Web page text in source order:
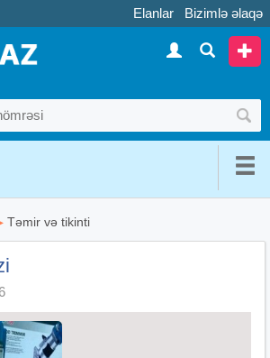
Elanlar Bizimlə əlaqə
Təmir və tikinti